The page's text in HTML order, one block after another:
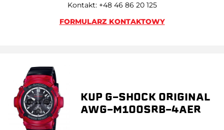
Kontakt: +48 46 86 20 125
FORMULARZ KONTAKTOWY
KUP G-SHOCK ORIGINAL
AWG-M100SRB-4AER